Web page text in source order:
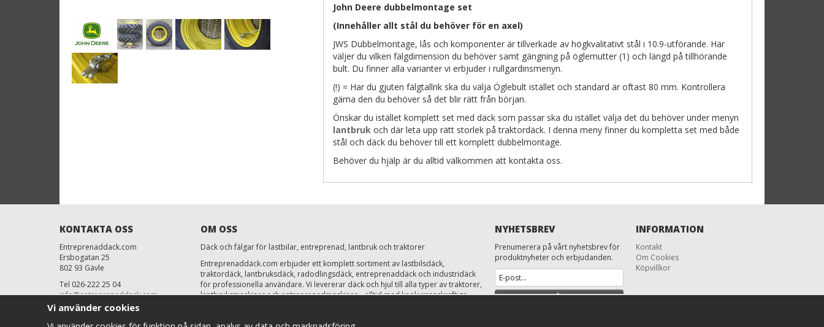
John Deere dubbelmontage set
(Innehåller allt stål du behöver för en axel)
JWS Dubbelmontage, lås och komponenter är tillverkade av högkvalitativt stål i 10.9-utförande. Här
väljer du vilken fälgdimension du behöver samt gängning på öglemutter (1) och längd på tillhörande
bult. Du finner alla varianter vi erbjuder i rullgardinsmenyn.
(!) = Har du gjuten fälgtallrik ska du välja Öglebult istället och standard är oftast 80 mm. Kontrollera
gärna den du behöver så det blir rätt från början.
Önskar du istället komplett set med däck som passar ska du istället välja det du behöver under menyn
lantbruk och där leta upp rätt storlek på traktordäck. I denna meny finner du kompletta set med både
stål och däck du behöver till ett komplett dubbelmontage.
Behöver du hjälp är du alltid välkommen att kontakta oss.
KONTAKTA OSS
Entreprenaddack.com
Ersbogatan 25
802 93 Gävle
Tel 026-222 25 04
info@entreprenaddack.com
Mån-Fre 7.00-16.00
INFORMATION
Kontakt
Om Cookies
Köpvillkor
NYHETSBREV
Prenumerera på vårt nyhetsbrev för
produktnyheter och erbjudanden.
ANMÄL MIG
OM OSS
Däck och fälgar för lastbilar, entreprenad, lantbruk och traktorer
Entreprenaddäck.com erbjuder ett komplett sortiment av lastbilsdäck,
traktordäck, lantbruksdäck, radodlingsdäck, entreprenaddäck och industridäck
för professionella användare. Vi levererar däck och hjul till alla typer av traktorer,
lantbruksmaskiner och entreprenadmaskiner – alltid med konkurrenskraftiga
Vi använder cookies